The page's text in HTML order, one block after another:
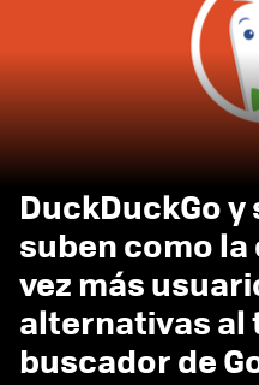
DuckDuckGo
suben como
vez más
alternativas
buscador de